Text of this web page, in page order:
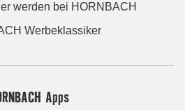
werden bei HORNBACH
Werbeklassiker
Apps